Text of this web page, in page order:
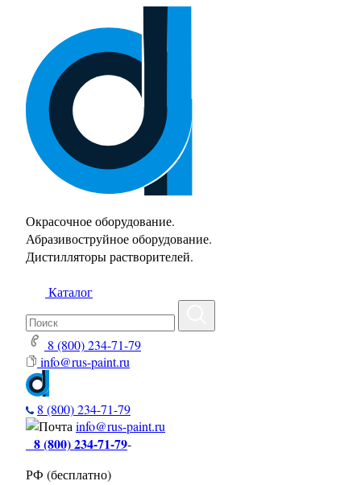
Окрасочное оборудование.
Абразивоструйное оборудование.
Дистилляторы растворителей.
Каталог
8 (800) 234-71-79
info@rus-paint.ru
8 (800) 234-71-79
info@rus-paint.ru
8 (800) 234-71-79-
РФ (бесплатно)